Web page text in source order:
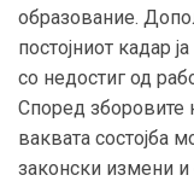
образование.
постојниот кадар
со недостиг од
Според зборовите
ваквата состојба
законски измени